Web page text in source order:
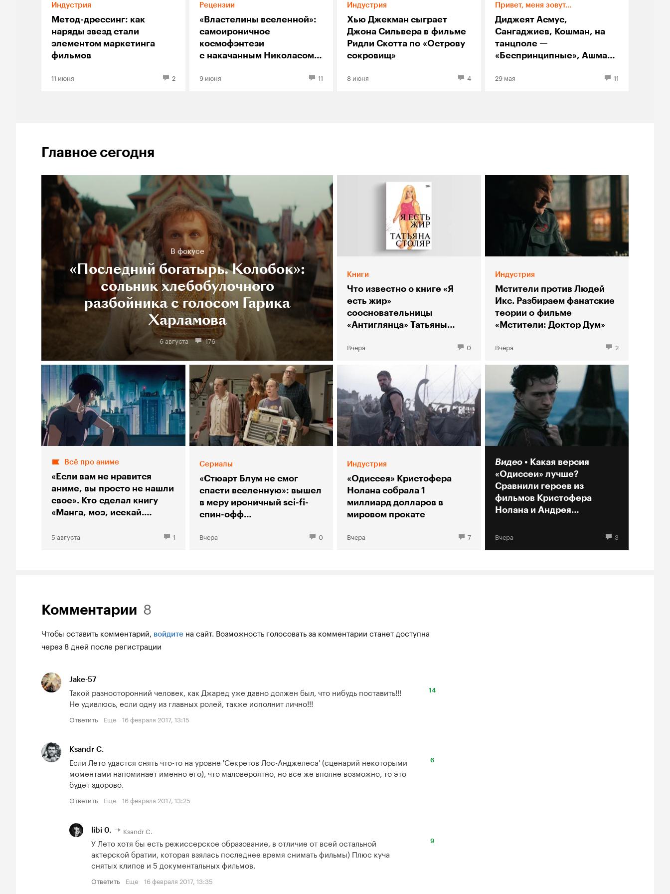
Индустрия
Метод-дрессинг: как
наряды звезд стали
элементом маркетинга
фильмов
11 июня 2
Рецензии
«Властелины вселенной»:
самоироничное
космофэнтези
с накачанным Николасом
9 июня 11
Индустрия
Хью Джекман сыграет
Джона Сильвера в фильме
Ридли Скотта по «Острову
сокровищ»
8 июня 4
Привет, меня зовут…
Диджеят Асмус,
Сангаджиев, Кошман, на
танцполе —
«Беспринципные», Ашман,
вечеринки Playlist
29 мая 11
Главное сегодня
В фокусе
«Последний богатырь. Колобок»:
сольник хлебобулочного
разбойника с голосом Гарика
Харламова
6 августа 176
Книги
Что известно о книге «Я
есть жир»
соосновательницы
«Антиглянца» Татьяны
Вчера 0
Индустрия
Мстители против Людей
Икс. Разбираем фанатские
теории о фильме
«Мстители: Доктор Дум»
Вчера 2
Всё про аниме
«Если вам не нравится
аниме, вы просто не нашли
свое». Кто сделал книгу
«Манга, моэ, исекай.
5 августа 1
Сериалы
«Стюарт Блум не смог
спасти вселенную»: вышел
в меру ироничный sci-fi-
спин-офф
Вчера 0
Индустрия
«Одиссея» Кристофера
Нолана собрала 1
миллиард долларов в
мировом прокате
Вчера 7
Видео
Какая версия
«Одиссеи» лучше?
Сравнили героев из
фильмов Кристофера
Нолана и Андрея
Вчера 3
Комментарии 8
Чтобы оставить комментарий, войдите на сайт. Возможность голосовать за комментарии станет доступна
через 8 дней после регистрации
Jake-57
Такой разносторонний человек, как Джаред уже давно должен был, что нибудь поставить!!!
Не удивлюсь, если одну из главных ролей, также исполнит лично!!!
Ответить Еще 16 февраля 2017, 13:15
14
Ksandr C.
Если Лето удастся снять что-то на уровне 'Секретов Лос-Анджелеса' (сценарий некоторыми
моментами напоминает именно его), что маловероятно, но все же вполне возможно, то это
будет здорово.
Ответить Еще 16 февраля 2017, 13:25
6
libi 0. Ksandr C.
У Лето хотя бы есть режиссерское образование, в отличие от всей остальной
актерской братии, которая взялась последнее время снимать фильмы) Плюс куча
снятых клипов и 5 документальных фильмов.
Ответить Еще 16 февраля 2017, 13:35
9